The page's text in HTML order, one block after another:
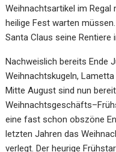
Weihnachtsartikel im Regal
heiligeFest warten müssen
Santa Claus seine Rentiere
Nachweislich bereits Ende
Weihnachtskugeln,
Mitte August sind nun
Weihnachtsgeschäfts–
eine fast schon obszöne
letzten Jahren das Weih
verlegt. Der heurige